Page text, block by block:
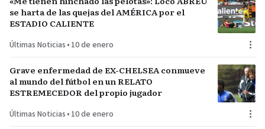
se harta de las quejas del AMÉRICA por el
ESTADIO CALIENTE
Últimas Noticias • 10 de enero
Grave enfermedad de EX-CHELSEA conmueve
al mundo del fútbol en un RELATO
ESTREMECEDOR del propio jugador
Últimas Noticias • 10 de enero